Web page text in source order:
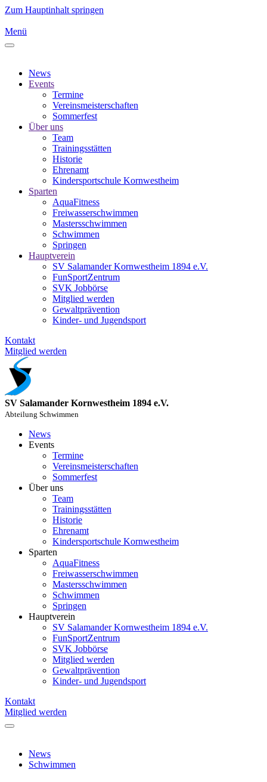
Zum Hauptinhalt springen
Menü
News
Events
Termine
Vereinsmeisterschaften
Sommerfest
Über uns
Team
Trainingsstätten
Historie
Ehrenamt
Kindersportschule Kornwestheim
Sparten
AquaFitness
Freiwasserschwimmen
Mastersschwimmen
Schwimmen
Springen
Hauptverein
SV Salamander Kornwestheim 1894 e.V.
FunSportZentrum
SVK Jobbörse
Mitglied werden
Gewaltprävention
Kinder- und Jugendsport
Kontakt
Mitglied werden
SV Salamander Kornwestheim 1894 e.V.
Abteilung Schwimmen
News
Events
Termine
Vereinsmeisterschaften
Sommerfest
Über uns
Team
Trainingsstätten
Historie
Ehrenamt
Kindersportschule Kornwestheim
Sparten
AquaFitness
Freiwasserschwimmen
Mastersschwimmen
Schwimmen
Springen
Hauptverein
SV Salamander Kornwestheim 1894 e.V.
FunSportZentrum
SVK Jobbörse
Mitglied werden
Gewaltprävention
Kinder- und Jugendsport
Kontakt
Mitglied werden
News
Schwimmen